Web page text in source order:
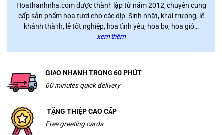
Hoathanhnha.com được thành lập từ năm 2012, chuyên cung
cấp sản phẩm hoa tươi cho các dịp: Sinh nhật, khai trương, lễ
khánh thành, lễ tốt nghiệp, hoa tình yêu, hoa bó, hoa giỏ…
xem thêm
GIAO NHANH TRONG 60 PHÚT
60 minutes quick delivery
TẶNG THIỆP CAO CẤP
Free greeting cards